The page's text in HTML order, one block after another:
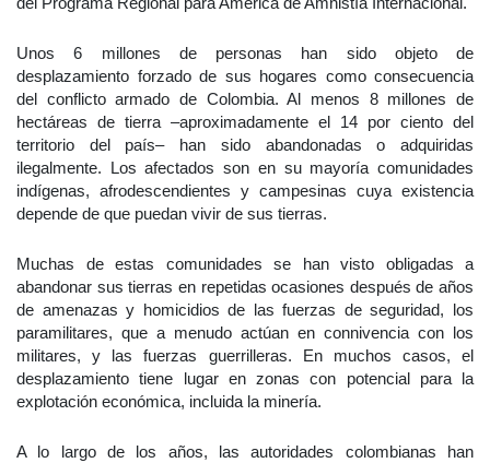
Unos 6 millones de personas han sido objeto de
desplazamiento forzado de sus hogares como consecuencia
del conflicto armado de Colombia. Al menos 8 millones de
hectáreas de tierra –aproximadamente el 14 por ciento del
territorio del país– han sido abandonadas o adquiridas
ilegalmente. Los afectados son en su mayoría comunidades
indígenas, afrodescendientes y campesinas cuya existencia
depende de que puedan vivir de sus tierras.
Muchas de estas comunidades se han visto obligadas a
abandonar sus tierras en repetidas ocasiones después de años
de amenazas y homicidios de las fuerzas de seguridad, los
paramilitares, que a menudo actúan en connivencia con los
militares, y las fuerzas guerrilleras. En muchos casos, el
desplazamiento tiene lugar en zonas con potencial para la
explotación económica, incluida la minería.
A lo largo de los años, las autoridades colombianas han